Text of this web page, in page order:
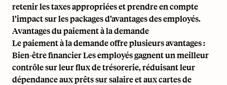
retenir les taxes appropriées et prendre en compte
l’impact sur les packages d’avantages des employés.
Avantages du paiement à la demande
Le paiement à la demande offre plusieurs avantages :
Bien-être financier Les employés gagnent un meilleur
contrôle sur leur flux de trésorerie, réduisant leur
dépendance aux prêts sur salaire et aux cartes de